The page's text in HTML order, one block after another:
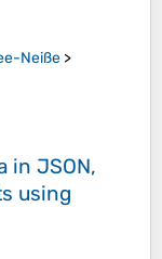
Neiße >
in JSON,
using